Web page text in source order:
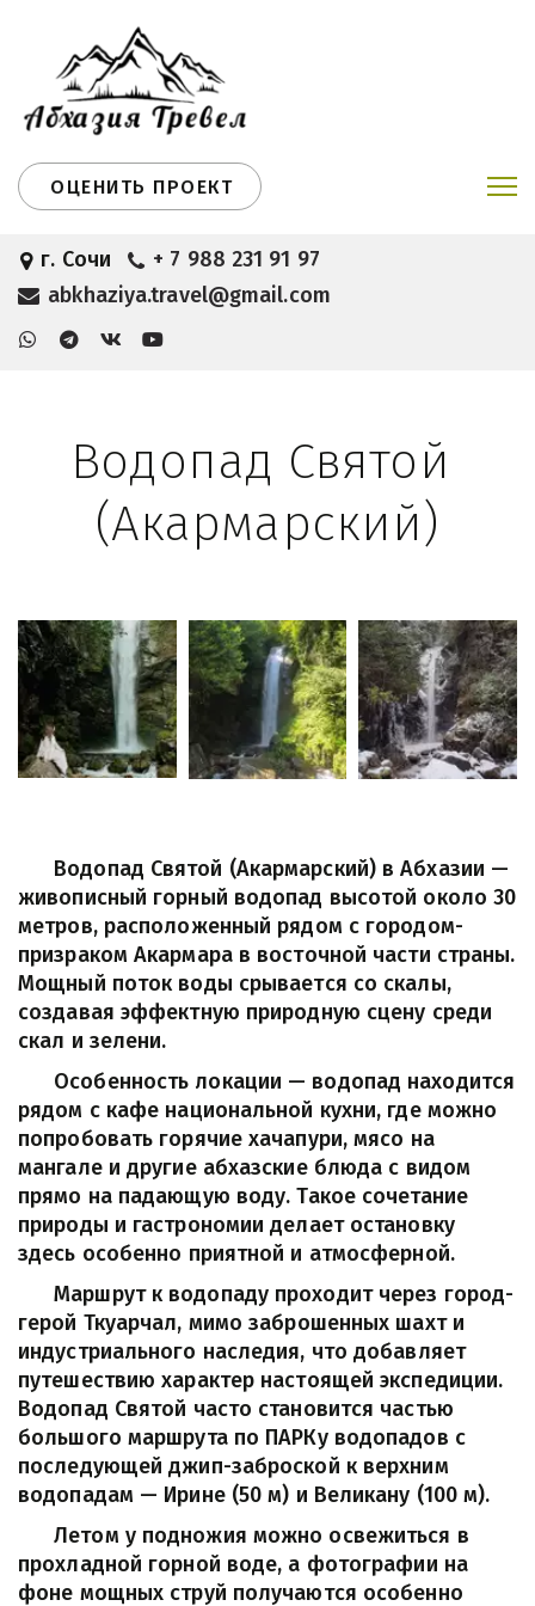
ОЦЕНИТЬ ПРОЕКТ
г. Сочи
+ 7 988 231 91 97
abkhaziya.travel@gmail.com
Водопад Святой
(Акармарский)
живописный горный водопад высотой около 30
метров, расположенный рядом с городом-
призраком Акармара в восточной части страны.
Мощный поток воды срывается со скалы,
создавая эффектную природную сцену среди
скал и зелени.
рядом с кафе национальной кухни, где можно
попробовать горячие хачапури, мясо на
мангале и другие абхазские блюда с видом
прямо на падающую воду. Такое сочетание
природы и гастрономии делает остановку
здесь особенно приятной и атмосферной.
      Маршрут к водопаду проходит через город-
герой Ткуарчал, мимо заброшенных шахт и
индустриального наследия, что добавляет
путешествию характер настоящей экспедиции.
Водопад Святой часто становится частью
большого маршрута по ПАРКу водопадов с
последующей джип-заброской к верхним
водопадам — Ирине (50 м) и Великану (100 м).
      Летом у подножия можно освежиться в
прохладной горной воде, а фотографии на
фоне мощных струй получаются особенно